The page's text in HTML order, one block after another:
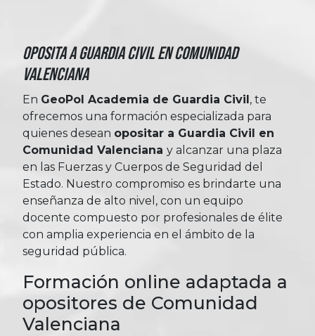
Oposita a Guardia Civil en Comunidad
Valenciana
En GeoPol Academia de Guardia Civil , te
ofrecemos una formación especializada para
quienes desean opositar a Guardia Civil en
Comunidad Valenciana y alcanzar una plaza
en las Fuerzas y Cuerpos de Seguridad del
Estado. Nuestro compromiso es brindarte una
enseñanza de alto nivel, con un equipo
docente compuesto por profesionales de élite
con amplia experiencia en el ámbito de la
seguridad pública.
Formación online adaptada a
opositores de Comunidad
Valenciana